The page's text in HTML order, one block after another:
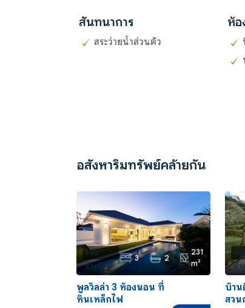
สันทนาการ
สระว่ายน้ำส่วนตัว
ห้อ
อสังหาริมทรัพย์คล้ายกัน
รหัส
อ้างอิง:
3 2
231
m²
พูลวิลล่า 3 ห้องนอน ที่
หินเหล็กไฟ
รหั
อ้า
บ้าน
สวน